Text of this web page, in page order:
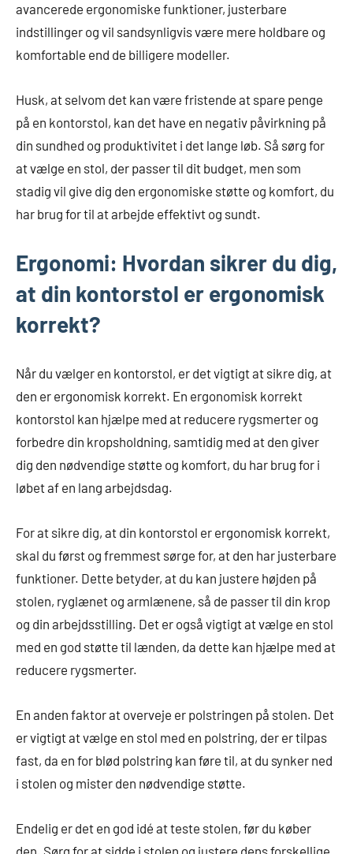
avancerede ergonomiske funktioner, justerbare
indstillinger og vil sandsynligvis være mere holdbare og
komfortable end de billigere modeller.
Husk, at selvom det kan være fristende at spare penge
på en kontorstol, kan det have en negativ påvirkning på
din sundhed og produktivitet i det lange løb. Så sørg for
at vælge en stol, der passer til dit budget, men som
stadig vil give dig den ergonomiske støtte og komfort, du
har brug for til at arbejde effektivt og sundt.
Ergonomi: Hvordan sikrer du dig,
at din kontorstol er ergonomisk
korrekt?
Når du vælger en kontorstol, er det vigtigt at sikre dig, at
den er ergonomisk korrekt. En ergonomisk korrekt
kontorstol kan hjælpe med at reducere rygsmerter og
forbedre din kropsholdning, samtidig med at den giver
dig den nødvendige støtte og komfort, du har brug for i
løbet af en lang arbejdsdag.
For at sikre dig, at din kontorstol er ergonomisk korrekt,
skal du først og fremmest sørge for, at den har justerbare
funktioner. Dette betyder, at du kan justere højden på
stolen, ryglænet og armlænene, så de passer til din krop
og din arbejdsstilling. Det er også vigtigt at vælge en stol
med en god støtte til lænden, da dette kan hjælpe med at
reducere rygsmerter.
En anden faktor at overveje er polstringen på stolen. Det
er vigtigt at vælge en stol med en polstring, der er tilpas
fast, da en for blød polstring kan føre til, at du synker ned
i stolen og mister den nødvendige støtte.
Endelig er det en god idé at teste stolen, før du køber
den. Sørg for at sidde i stolen og justere dens forskellige